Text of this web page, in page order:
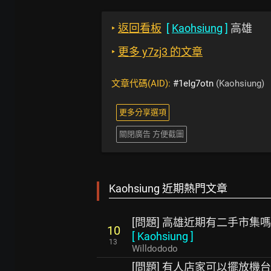
‣ 返回看板 [ Kaohsiung ] 高雄
‣ 更多 y7zj3 的文章
文章代碼(AID): #1eIg7otn (Kaohsiung)
更多分享選項
關閉廣告 方便截圖
Kaohsiung 近期熱門文章
10
13
[問題] 高雄近期有二手市集嗎
[ Kaohsiung ]
Willdododo
[問題] 有人店家可以擺放機